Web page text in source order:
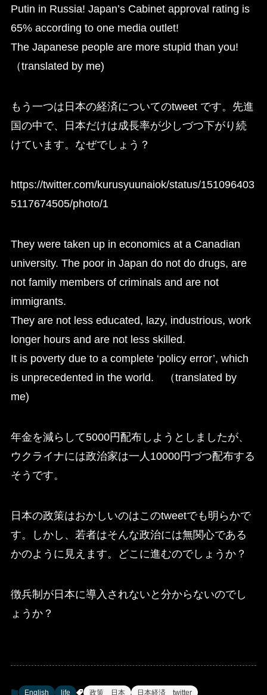
Putin in Russia! Japan’s Cabinet approval rating is
65% according to one media outlet!
The Japanese people are more stupid than you!
（translated by me)
もう一つは日本の経済についてのtweet です。先進
国の中で、日本だけは成長率が少しづつ下がり続
けています。なぜでしょう？
https://twitter.com/kurusyuunaiok/status/151096403
5117674505/photo/1
They were taken up in economics at a Canadian
university. The poor in Japan do not do drugs, are
not family members of criminals and are not
immigrants.
They are not less educated, lazy, industrious, work
longer hours and are not less skilled.
It is poverty due to a complete ‘policy error’, which
is unprecedented in the world. （translated by
me)
年金を減らして5000円配布しようとしましたが、
ウクライナには政治家は一人10000円づつ配布する
そうです。
日本の政策はおかしいのはこのtweetでも明らかで
す。しかし、若者はそんな政治には無関心である
かのように見えます。どこに進むのでしょうか？
徴兵制が日本に導入されないと分からないのでし
ょうか？
English life 政策 日本 日本経済 twitter